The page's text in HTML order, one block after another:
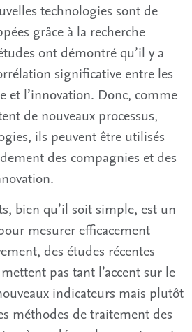
technologies sont de
grâce à la recherche
ont démontré qu’il y a
significative entre les
et l’innovation. Donc, comme
de nouveaux processus,
ils peuvent être utilisés
des compagnies et des
bien qu’il soit simple, est un
mesurer efficacement
des études récentes
pas tant l’accent sur le
indicateurs mais plutôt
méthodes de traitement des